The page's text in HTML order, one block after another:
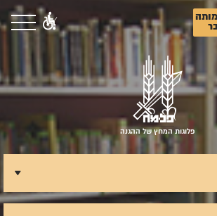
פלוגות המחץ של ההגנה